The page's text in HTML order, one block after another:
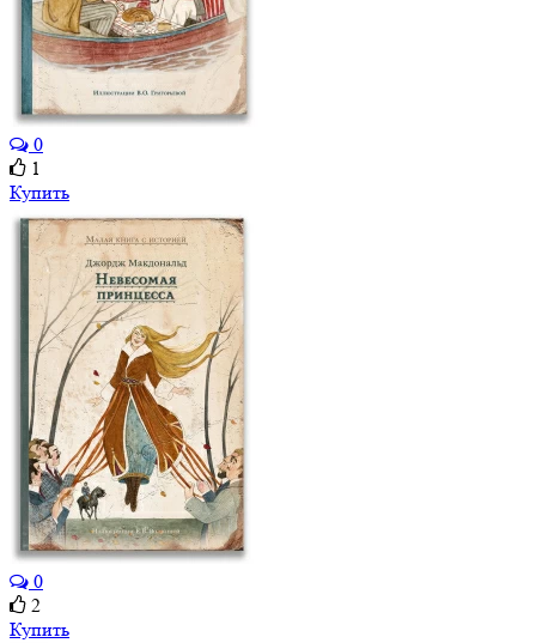
0
1
Купить
0
2
Купить